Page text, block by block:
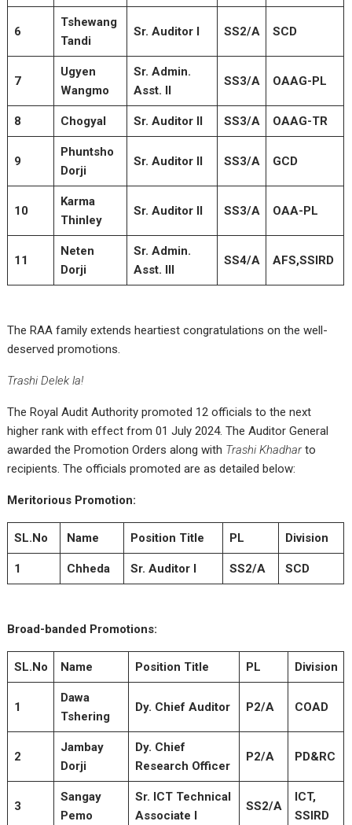
6
Tshewang
Tandi
Sr. Auditor I SS2/A SCD
7
Ugyen
Wangmo
Sr. Admin.
Asst. II
SS3/A OAAG-PL
8 Chogyal Sr. Auditor II SS3/A OAAG-TR
9
Phuntsho
Dorji
Sr. Auditor II SS3/A GCD
10
Karma
Thinley
Sr. Auditor II SS3/A OAA-PL
11
Neten
Dorji
Sr. Admin.
Asst. III
SS4/A AFS,SSIRD
The RAA family extends heartiest congratulations on the well-
deserved promotions.
Trashi Delek la!
The Royal Audit Authority promoted 12 officials to the next
higher rank with effect from 01 July 2024. The Auditor General
awarded the Promotion Orders along with Trashi Khadharto
recipients. The officials promoted are as detailed below:
Meritorious Promotion:
SL.No Name Position Title PL Division
1 Chheda Sr. Auditor I SS2/A SCD
Broad-banded Promotions:
SL.No Name Position Title PL Division
1
Dawa
Tshering
Dy. Chief Auditor P2/A COAD
2
Jambay
Dorji
Dy. Chief
Research Officer
P2/A PD&RC
3
Sangay
Pemo
Sr. ICT Technical
Associate I
SS2/A
ICT,
SSIRD